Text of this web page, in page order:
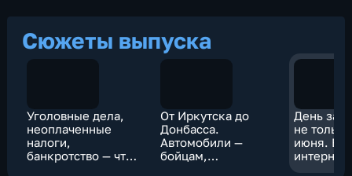
Сюжеты выпуска
Уголовные дела,
неоплаченные
налоги,
банкротство — что
От Иркутска до
Донбасса.
Автомобили —
бойцам,
День
не
июня. В
Иркутска